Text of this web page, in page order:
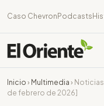
Caso Chevron Podcasts
Inicio › Multimedia ›
de febrero de 2026]